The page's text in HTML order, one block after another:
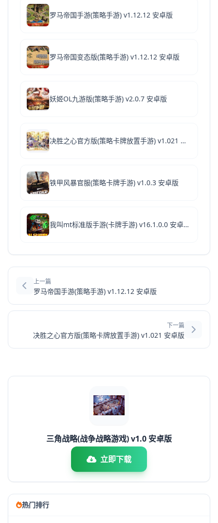
罗马帝国手游(策略手游) v1.12.12 安卓版
罗马帝国变态版(策略手游) v1.12.12 安卓版
妖姬OL九游版(策略手游) v2.0.7 安卓版
决胜之心官方版(策略卡牌放置手游) v1.021 安卓版
铁甲风暴官服(策略卡牌手游) v1.0.3 安卓版
我叫mt标准版手游(卡牌手游) v16.1.0.0 安卓最新版
上一篇
罗马帝国手游(策略手游) v1.12.12 安卓版
下一篇
决胜之心官方版(策略卡牌放置手游) v1.021 安卓版
三角战略(战争战略游戏) v1.0 安卓版
立即下载
热门排行